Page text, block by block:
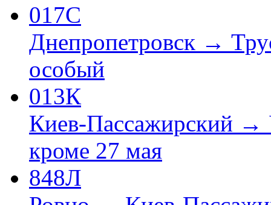
017С
Днепропетровск →
особый
013К
Киев-Пассажирский →
кроме 27 мая
848Л